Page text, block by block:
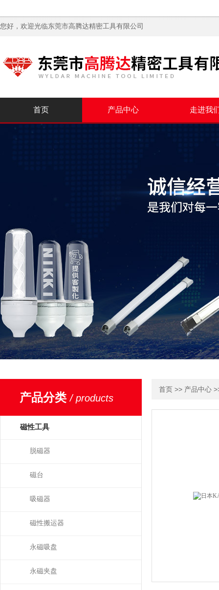
您好，欢迎光临东莞市高腾达精密工具有限公司
首页 产品中心 走进我
产品分类/ products
磁性工具
脱磁器
磁台
吸磁器
磁性搬运器
永磁吸盘
永磁夹盘
首页 >> 产品中心